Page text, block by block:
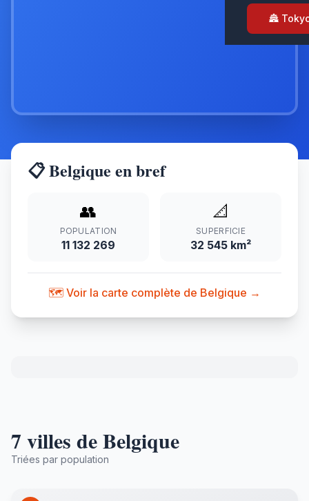
🏯
📋 Belgique en bref
👥
POPULATION
11 132 269
📐
SUPERFICIE
32 545 km²
🗺️ Voir la carte complète de Belgique →
7 villes de Belgique
Triées par population